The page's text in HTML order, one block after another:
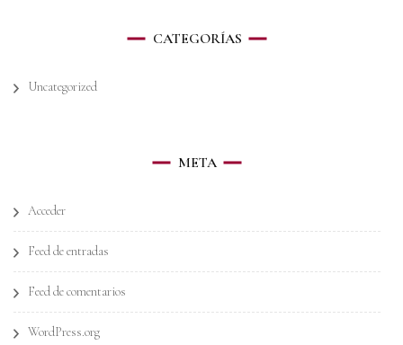
CATEGORÍAS
Uncategorized
META
Acceder
Feed de entradas
Feed de comentarios
WordPress.org